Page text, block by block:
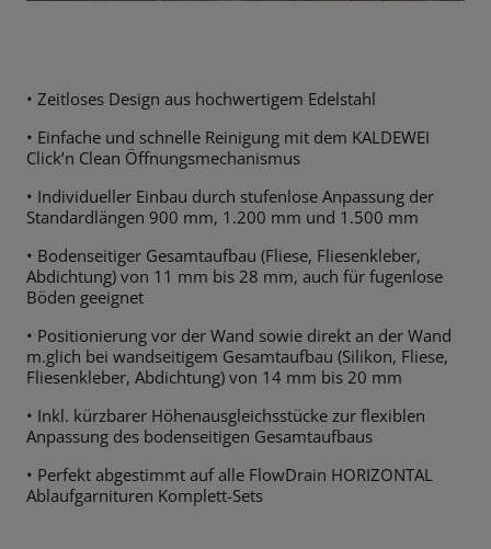
• Zeitloses Design aus hochwertigem Edelstahl
• Einfache und schnelle Reinigung mit dem KALDEWEI
Click’n Clean Öffnungsmechanismus
• Individueller Einbau durch stufenlose Anpassung der
Standardlängen 900 mm, 1.200 mm und 1.500 mm
• Bodenseitiger Gesamtaufbau (Fliese, Fliesenkleber,
Abdichtung) von 11 mm bis 28 mm, auch für fugenlose
Böden geeignet
• Positionierung vor der Wand sowie direkt an der Wand
m.glich bei wandseitigem Gesamtaufbau (Silikon, Fliese,
Fliesenkleber, Abdichtung) von 14 mm bis 20 mm
• Inkl. kürzbarer Höhenausgleichsstücke zur flexiblen
Anpassung des bodenseitigen Gesamtaufbaus
• Perfekt abgestimmt auf alle FlowDrain HORIZONTAL
Ablaufgarnituren Komplett-Sets